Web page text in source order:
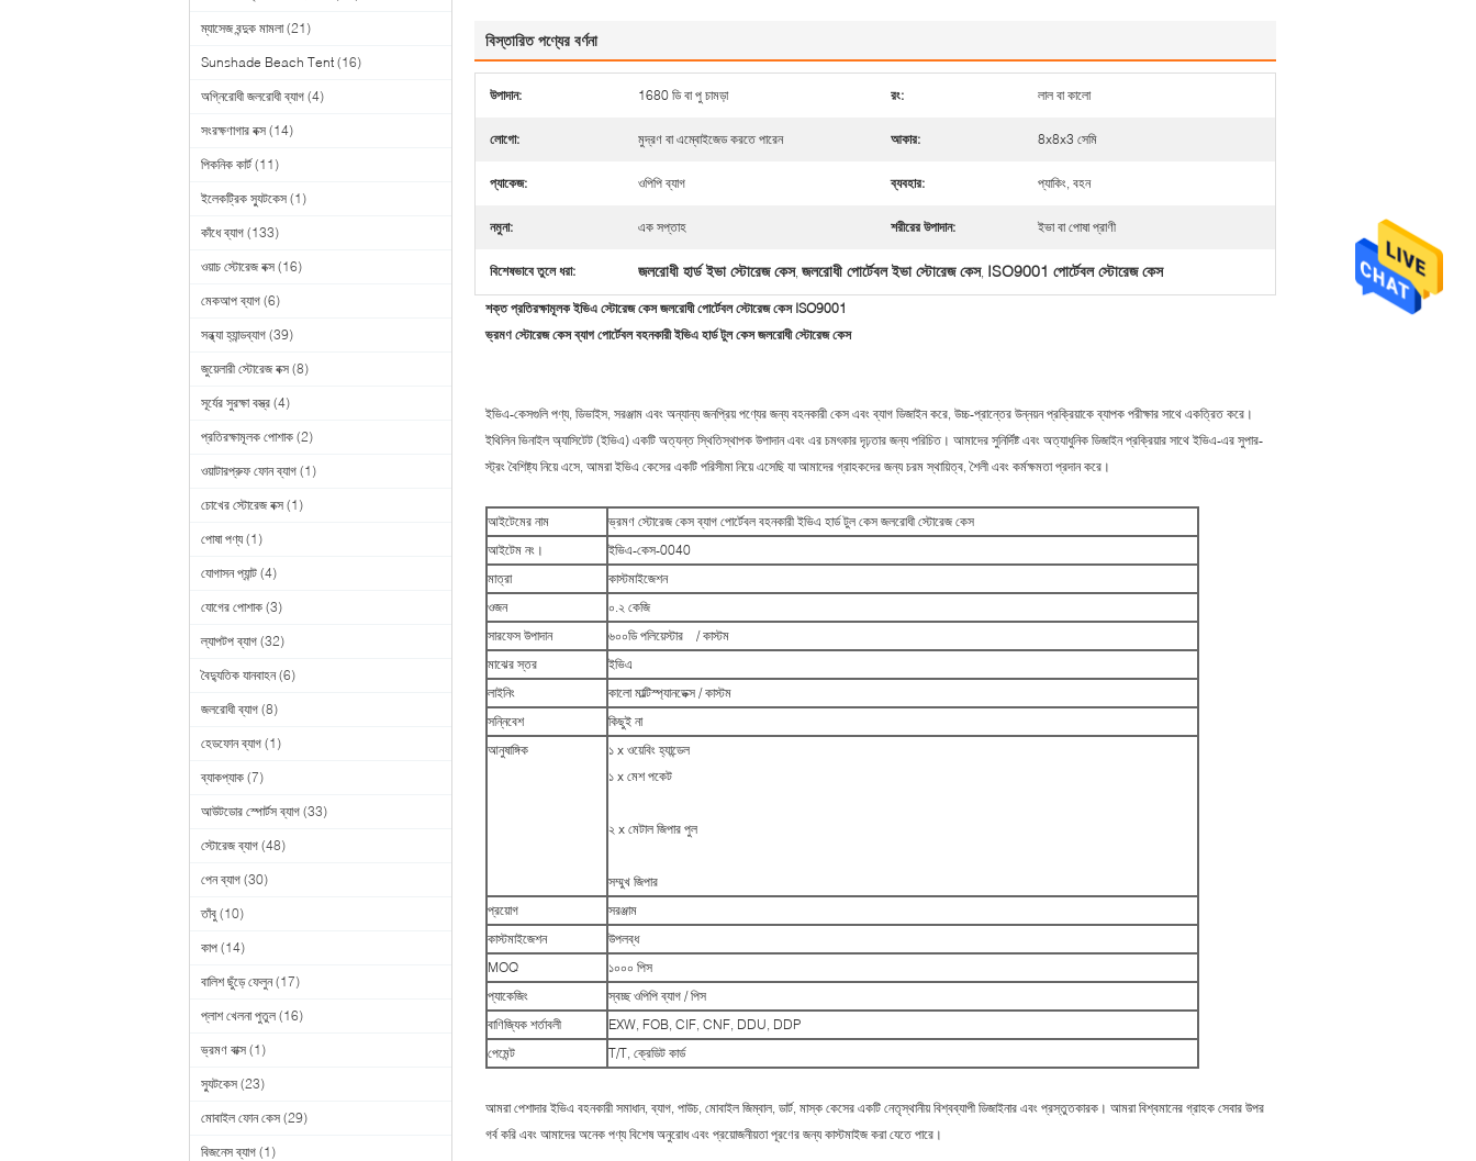
ম্যাসেজ বন্দুক মামলা (21)
Sunshade Beach Tent (16)
অগ্নিরোধী জলরোধী ব্যাগ (4)
সংরক্ষণাগার বক্স (14)
পিকনিক কার্ট (11)
ইলেকট্রিক স্যুটকেস (1)
কাঁধে ব্যাগ (133)
ওয়াচ স্টোরেজ বক্স (16)
মেকআপ ব্যাগ (6)
সন্ধ্যা হ্যান্ডব্যাগ (39)
জুয়েলারী স্টোরেজ বক্স (8)
সূর্যের সুরক্ষা বস্ত্র (4)
প্রতিরক্ষামূলক পোশাক (2)
ওয়াটারপ্রুফ ফোন ব্যাগ (1)
চোখের স্টোরেজ বক্স (1)
পোষা পণ্য (1)
যোগাসন প্যান্ট (4)
যোগের পোশাক (3)
ল্যাপটপ ব্যাগ (32)
বৈদ্যুতিক যানবাহন (6)
জলরোধী ব্যাগ (8)
হেডফোন ব্যাগ (1)
ব্যাকপ্যাক (7)
আউটডোর স্পোর্টস ব্যাগ (33)
স্টোরেজ ব্যাগ (48)
পেন ব্যাগ (30)
তাঁবু (10)
কাপ (14)
বালিশ ছুঁড়ে ফেলুন (17)
প্লাশ খেলনা পুতুল (16)
ভ্রমণ বাক্স (1)
স্যুটকেস (23)
মোবাইল ফোন কেস (29)
বিজনেস ব্যাগ (1)
বিস্তারিত পণ্যের বর্ণনা
উপাদান: 1680 ডি বা পু চামড়া রং: লাল বা কালো
লোগো: মুদ্রণ বা এম্বোইজেড করতে পারেন আকার: 8x8x3 সেমি
প্যাকেজ: ওপিপি ব্যাগ ব্যবহার: প্যাকিং, বহন
নমুনা: এক সপ্তাহ শরীরের উপাদান: ইভা বা পোষা প্রাণী
বিশেষভাবে তুলে ধরা: জলরোধী হার্ড ইভা স্টোরেজ কেস, জলরোধী পোর্টেবল ইভা স্টোরেজ কেস, ISO9001 পোর্টেবল স্টোরেজ কেস
শক্ত প্রতিরক্ষামূলক ইভিএ স্টোরেজ কেস জলরোধী পোর্টেবল স্টোরেজ কেস ISO9001
ভ্রমণ স্টোরেজ কেস ব্যাগ পোর্টেবল বহনকারী ইভিএ হার্ড টুল কেস জলরোধী স্টোরেজ কেস
ইভিএ-কেসগুলি পণ্য, ডিভাইস, সরঞ্জাম এবং অন্যান্য জনপ্রিয় পণ্যের জন্য বহনকারী কেস এবং ব্যাগ ডিজাইন করে, উচ্চ-প্রান্তের উন্নয়ন প্রক্রিয়াকে ব্যাপক পরীক্ষার সাথে একত্রিত করে।
ইথিলিন ভিনাইল অ্যাসিটেট (ইভিএ) একটি অত্যন্ত স্থিতিস্থাপক উপাদান এবং এর চমৎকার দৃঢ়তার জন্য পরিচিত। আমাদের সুনির্দিষ্ট এবং অত্যাধুনিক ডিজাইন প্রক্রিয়ার সাথে ইভিএ-এর সুপার-
স্ট্রং বৈশিষ্ট্য নিয়ে এসে, আমরা ইভিএ কেসের একটি পরিসীমা নিয়ে এসেছি যা আমাদের গ্রাহকদের জন্য চরম স্থায়িত্ব, শৈলী এবং কর্মক্ষমতা প্রদান করে।
আইটেমের নাম
ভ্রমণ স্টোরেজ কেস ব্যাগ পোর্টেবল বহনকারী ইভিএ হার্ড টুল কেস জলরোধী স্টোরেজ কেস
আইটেম নং।
ইভিএ-কেস-0040
মাত্রা
কাস্টমাইজেশন
ওজন
০.২ কেজি
সারফেস উপাদান
৬০০ডি পলিয়েস্টার / কাস্টম
মাঝের স্তর
ইভিএ
লাইনিং
কালো মাল্টিস্প্যানডেক্স / কাস্টম
সন্নিবেশ
কিছুই না
আনুষাঙ্গিক
১ x ওয়েবিং হ্যান্ডেল
১ x মেশ পকেট
২ x মেটাল জিপার পুল
সম্মুখ জিপার
প্রয়োগ
সরঞ্জাম
কাস্টমাইজেশন
উপলব্ধ
MOQ
১০০০ পিস
প্যাকেজিং
স্বচ্ছ ওপিপি ব্যাগ / পিস
বাণিজ্যিক শর্তাবলী
EXW, FOB, CIF, CNF, DDU, DDP
পেমেন্ট
T/T, ক্রেডিট কার্ড
আমরা পেশাদার ইভিএ বহনকারী সমাধান, ব্যাগ, পাউচ, মোবাইল জিম্বাল, ডার্ট, মাস্ক কেসের একটি নেতৃস্থানীয় বিশ্বব্যাপী ডিজাইনার এবং প্রস্তুতকারক। আমরা বিশ্বমানের গ্রাহক সেবার উপর
গর্ব করি এবং আমাদের অনেক পণ্য বিশেষ অনুরোধ এবং প্রয়োজনীয়তা পূরণের জন্য কাস্টমাইজ করা যেতে পারে।